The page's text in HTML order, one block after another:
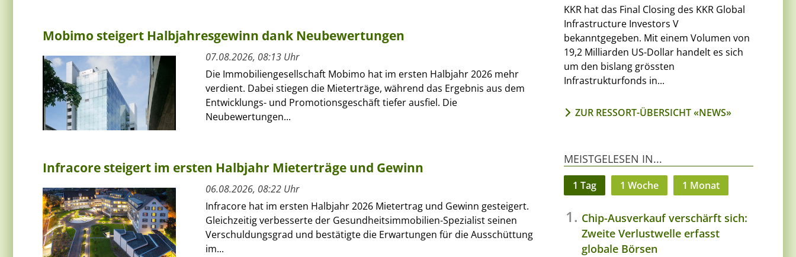
Mobimo steigert Halbjahresgewinn dank Neubewertungen
07.08.2026, 08:13 Uhr
Die Immobiliengesellschaft Mobimo hat im ersten Halbjahr 2026 mehr
verdient. Dabei stiegen die Mieterträge, während das Ergebnis aus dem
Entwicklungs- und Promotionsgeschäft tiefer ausfiel. Die
Neubewertungen...
Infracore steigert im ersten Halbjahr Mieterträge und Gewinn
06.08.2026, 08:22 Uhr
Infracore hat im ersten Halbjahr 2026 Mietertrag und Gewinn gesteigert.
Gleichzeitig verbesserte der Gesundheitsimmobilien-Spezialist seinen
Verschuldungsgrad und bestätigte die Erwartungen für die Ausschüttung
im...
KKR hat das Final Closing des KKR Global
Infrastructure Investors V
bekanntgegeben. Mit einem Volumen von
19,2 Milliarden US-Dollar handelt es sich
um den bislang grössten
Infrastrukturfonds in...
ZUR RESSORT-ÜBERSICHT «NEWS»
MEISTGELESEN IN...
1 Tag 1 Woche 1 Monat
Chip-Ausverkauf verschärft sich:
Zweite Verlustwelle erfasst
globale Börsen